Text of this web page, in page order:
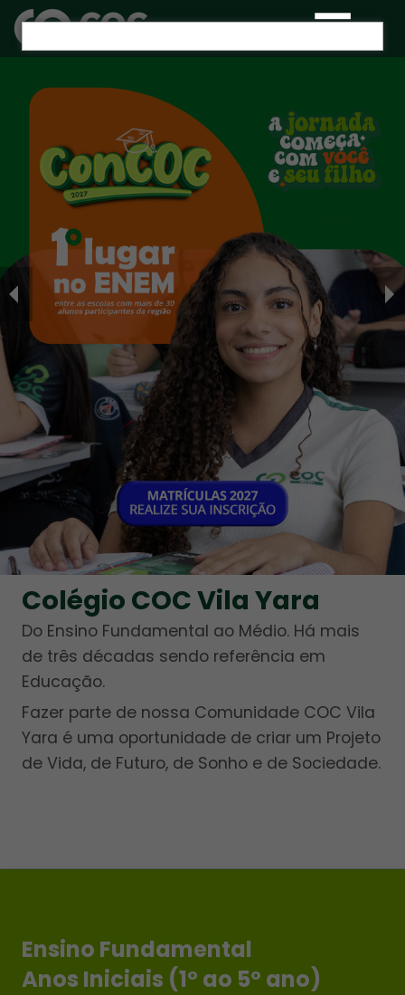
Colégio COC Vila Yara
Do Ensino Fundamental ao Médio. Há mais
de três décadas sendo referência em
Educação.
Fazer parte de nossa Comunidade COC Vila
Yara é uma oportunidade de criar um Projeto
de Vida, de Futuro, de Sonho e de Sociedade.
Ensino Fundamental
Anos Iniciais (1º ao 5º ano)